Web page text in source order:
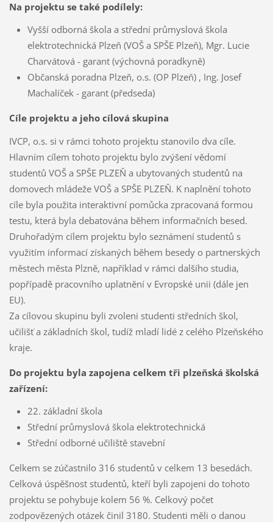
Na projektu se také podílely:
Vyšší odborná škola a střední průmyslová škola
elektrotechnická Plzeň (VOŠ a SPŠE Plzeň), Mgr. Lucie
Charvátová - garant (výchovná poradkyně)
Občanská poradna Plzeň, o.s. (OP Plzeň) , Ing. Josef
Machalíček - garant (předseda)
Cíle projektu a jeho cílová skupina
IVCP, o.s. si v rámci tohoto projektu stanovilo dva cíle.
Hlavním cílem tohoto projektu bylo zvýšení vědomí
studentů VOŠ a SPŠE PLZEŇ a ubytovaných studentů na
domovech mládeže VOŠ a SPŠE PLZEŇ. K naplnění tohoto
cíle byla použita interaktivní pomůcka zpracovaná formou
testu, která byla debatována během informačních besed.
Druhořadým cílem projektu bylo seznámení studentů s
využitím informací získaných během besedy o partnerských
městech města Plzně, například v rámci dalšího studia,
popřípadě pracovního uplatnění v Evropské unii (dále jen
EU).
Za cílovou skupinu byli zvoleni studenti středních škol,
učilišť a základních škol, tudíž mladí lidé z celého Plzeňského
kraje.
Do projektu byla zapojena celkem tři plzeňská školská
zařízení:
22. základní škola
Střední průmyslová škola elektrotechnická
Střední odborné učiliště stavební
Celkem se zúčastnilo 316 studentů v celkem 13 besedách.
Celková úspěšnost studentů, kteří byli zapojeni do tohoto
projektu se pohybuje kolem 56 %. Celkový počet
zodpovězených otázek činil 3180. Studenti měli o danou